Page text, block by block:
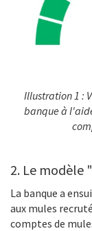
Illustration 1 :
banque à
2. Le
La banque a
aux mules
comptes de